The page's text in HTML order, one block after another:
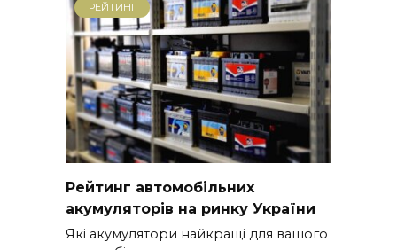
РЕЙТИНГ
Рейтинг автомобільних
акумуляторів на ринку України
Які акумулятори найкращі для вашого